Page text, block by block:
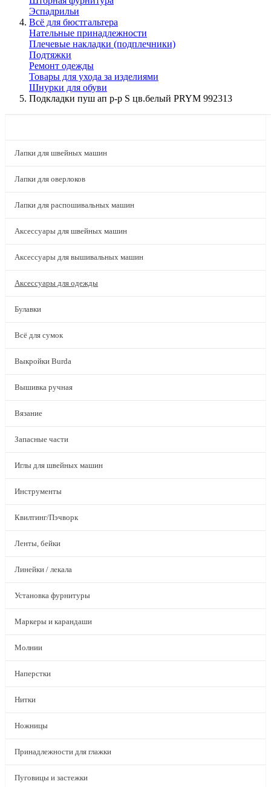
Эспадрильи
Всё для бюстгальтера
Нательные принадлежности
Плечевые накладки (подплечники)
Подтяжки
Ремонт одежды
Товары для ухода за изделиями
Шнурки для обуви
Подкладки пуш ап р-р S цв.белый PRYM 992313
Лапки для швейных машин
Лапки для оверлоков
Лапки для распошивальных машин
Аксессуары для швейных машин
Аксессуары для вышивальных машин
Аксессуары для одежды
Булавки
Всё для сумок
Выкройки Burda
Вышивка ручная
Вязание
Запасные части
Иглы для швейных машин
Инструменты
Квилтинг/Пэчворк
Ленты, бейки
Линейки / лекала
Установка фурнитуры
Маркеры и карандаши
Молнии
Наперстки
Нитки
Ножницы
Принадлежности для глажки
Пуговицы и застежки